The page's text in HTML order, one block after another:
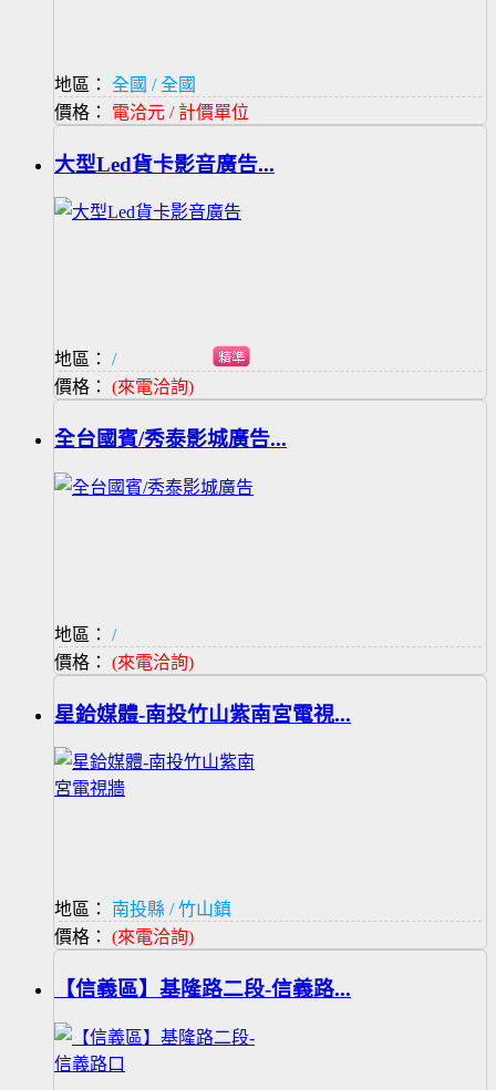
地區：
全國 / 全國
價格： 電洽元 / 計價單位
大型Led貨卡影音廣告...
地區：
/
價格： (來電洽詢)
全台國賓/秀泰影城廣告...
地區：
/
價格： (來電洽詢)
星鉿媒體-南投竹山紫南宮電視...
地區：
南投縣 / 竹山鎮
價格： (來電洽詢)
【信義區】基隆路二段-信義路...